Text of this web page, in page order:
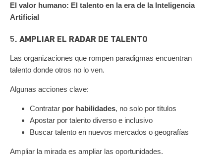
El valor humano: El talento en la era de la Inteligencia
Artificial
5. AMPLIAR EL RADAR DE TALENTO
Las organizaciones que rompen paradigmas encuentran
talento donde otros no lo ven.
Algunas acciones clave:
Contratar por habilidades, no solo por títulos
Apostar por talento diverso e inclusivo
Buscar talento en nuevos mercados o geografías
Ampliar la mirada es ampliar las oportunidades.